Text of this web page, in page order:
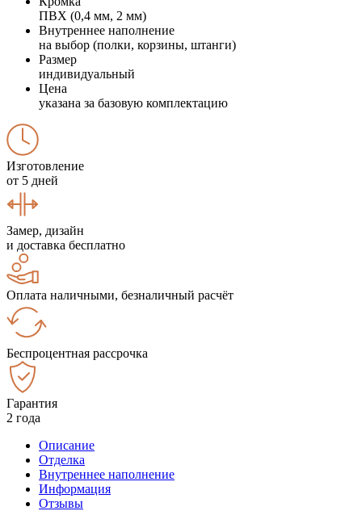
ПВХ (0,4 мм, 2 мм)
Внутреннее наполнение
на выбор (полки, корзины, штанги)
Размер
индивидуальный
Цена
указана за базовую комплектацию
Изготовление
от 5 дней
Замер, дизайн
и доставка бесплатно
Оплата наличными, безналичный расчёт
Беспроцентная рассрочка
Гарантия
2 года
Описание
Отделка
Внутреннее наполнение
Информация
Отзывы